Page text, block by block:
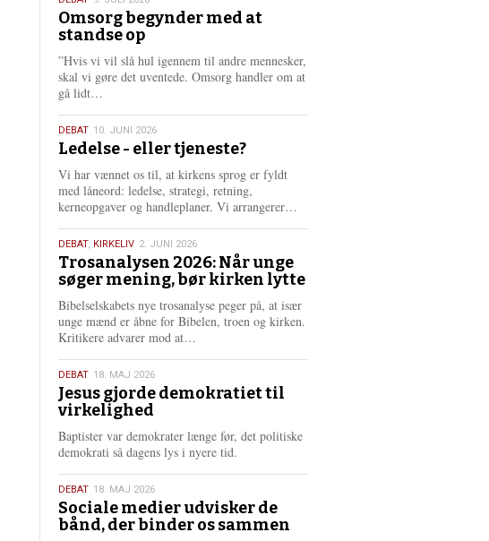
e
e
juli
2026
Omsorg begynder med at
standse op
”Hvis vi vil slå hul igennem til andre mennesker,
skal vi gøre det uventede. Omsorg handler om at
gå lidt…
s
e
r
e
10.
juni
2026
DEBAT 10. JUNI 2026
Ledelse - eller tjeneste?
Vi har vænnet os til, at kirkens sprog er fyldt
med låneord: ledelse, strategi, retning,
kerneopgaver og handleplaner. Vi arrangerer…
r
e
2.
juni
2026
DEBAT, KIRKELIV 2. JUNI 2026
Trosanalysen 2026: Når unge
søger mening, bør kirken lytte
Bibelselskabets nye trosanalyse peger på, at især
unge mænd er åbne for Bibelen, troen og kirken.
Kritikere advarer mod at…
e
e
18.
maj
2026
DEBAT 18. MAJ 2026
Jesus gjorde demokratiet til
virkelighed
Baptister var demokrater længe før, det politiske
demokrati så dagens lys i nyere tid.
18.
maj
2026
DEBAT 18. MAJ 2026
Sociale medier udvisker de
bånd, der binder os sammen